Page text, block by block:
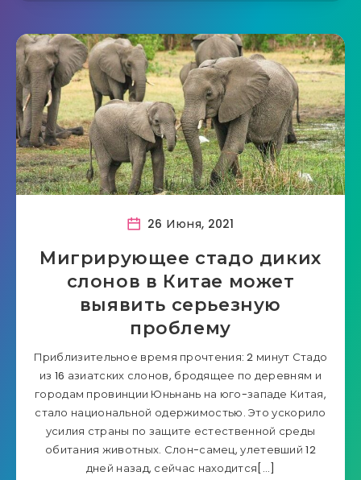
26 Июня, 2021
Мигрирующее стадо диких
слонов в Китае может
выявить серьезную
проблему
Приблизительное время прочтения: 2 минут Стадо
из 16 азиатских слонов, бродящее по деревням и
городам провинции Юньнань на юго-западе Китая,
стало национальной одержимостью. Это ускорило
усилия страны по защите естественной среды
обитания животных. Слон-самец, улетевший 12
дней назад, сейчас находится[…]